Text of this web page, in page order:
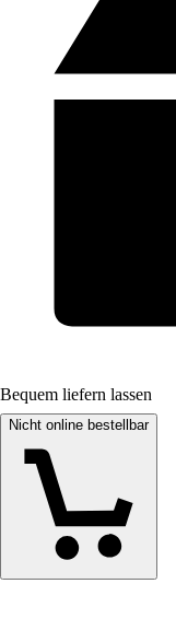
Bequem liefern lassen
Nicht online bestellbar